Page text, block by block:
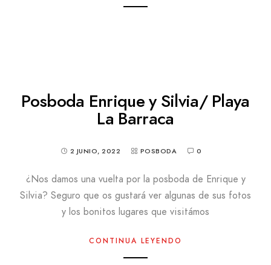
Posboda Enrique y Silvia/ Playa
La Barraca
2 JUNIO, 2022 POSBODA 0
¿Nos damos una vuelta por la posboda de Enrique y
Silvia? Seguro que os gustará ver algunas de sus fotos
y los bonitos lugares que visitámos
CONTINUA LEYENDO